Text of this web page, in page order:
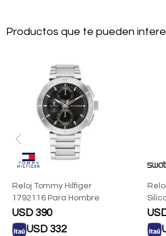
Productos que te pueden
Reloj Tommy Hilfiger
1792116 Para Hombre
USD 390
USD 332